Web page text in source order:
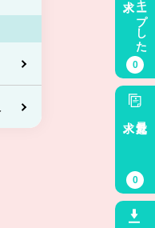
キープした
0
最近見た
0